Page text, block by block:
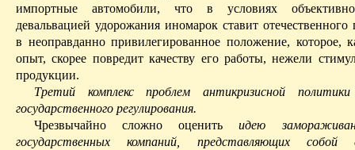
импортные автомобили, что в условиях
девальвацией удорожания иномарок ставит отечественного
в неоправданно привилегированное положение, которое,
опыт, скорее повредит качеству его работы, нежели
продукции.
Третий комплекс проблем антикризисной
государственного регулирования.
Чрезвычайно сложно оценитьидею
государственных компаний, представляющих собой